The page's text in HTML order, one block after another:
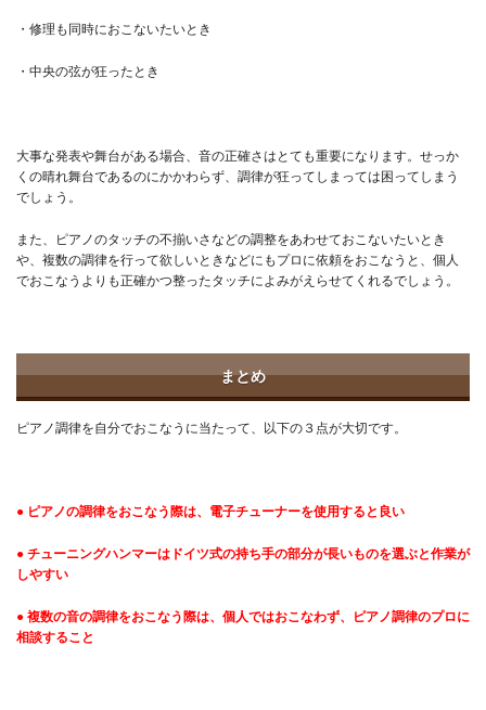
・修理も同時におこないたいとき
・中央の弦が狂ったとき
大事な発表や舞台がある場合、音の正確さはとても重要になります。せっか
くの晴れ舞台であるのにかかわらず、調律が狂ってしまっては困ってしまう
でしょう。
また、ピアノのタッチの不揃いさなどの調整をあわせておこないたいとき
や、複数の調律を行って欲しいときなどにもプロに依頼をおこなうと、個人
でおこなうよりも正確かつ整ったタッチによみがえらせてくれるでしょう。
まとめ
ピアノ調律を自分でおこなうに当たって、以下の３点が大切です。
● ピアノの調律をおこなう際は、電子チューナーを使用すると良い
● チューニングハンマーはドイツ式の持ち手の部分が長いものを選ぶと作業が
しやすい
● 複数の音の調律をおこなう際は、個人ではおこなわず、ピアノ調律のプロに
相談すること